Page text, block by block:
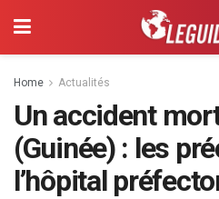
Home Actualités
Un accident
(Guinée) : les
l’hôpital